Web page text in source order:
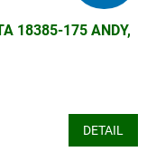
18385-175 ANDY,
DETAIL